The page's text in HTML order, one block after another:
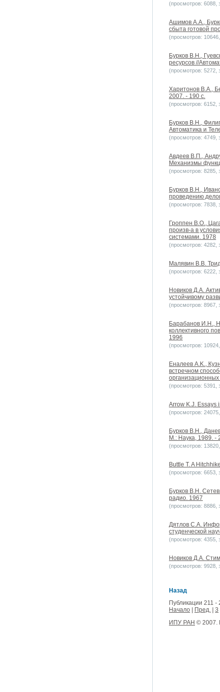
(просмотров: 6088,
Ашимов А.А.,
сбыта готовой
(просмотров:
Бурков В.Н.,
ресурсов //
(просмотров: 5272,
Харитонов В.А.,
2007. - 190 с.
(просмотров: 6152,
Бурков B.H.,
Автоматика и
(просмотров: 4749,
Авдеев В.П.,
Механизмы
(просмотров: 8285,
Бурков B.H.,
проведению
(просмотров: 7838,
Гроппен В.О.,
произв-а в
системами. 1978
(просмотров: 4282,
Малявин В.В.
(просмотров: 6222,
Новиков Д.А.
устойчивому
(просмотров: 8967,
Барабанов И.Н.,
коллективного
1996
(просмотров:
Еналеев A.K.,
встречном
(просмотров: 5391,
Arrow K.J. Essays
(просмотров:
Бурков В.Н.,
М.: Наука, 1989. -
(просмотров:
Buttle T. A
(просмотров: 6653,
Бурков В.Н.
радио. 1967
(просмотров: 8886,
Дятлов С.А.
студенческой
(просмотров: 4355,
Новиков Д.А.
(просмотров: 9928,
Назад
Публикации 211 -
Начало
Пред.
3
ИПУ РАН © 2007.